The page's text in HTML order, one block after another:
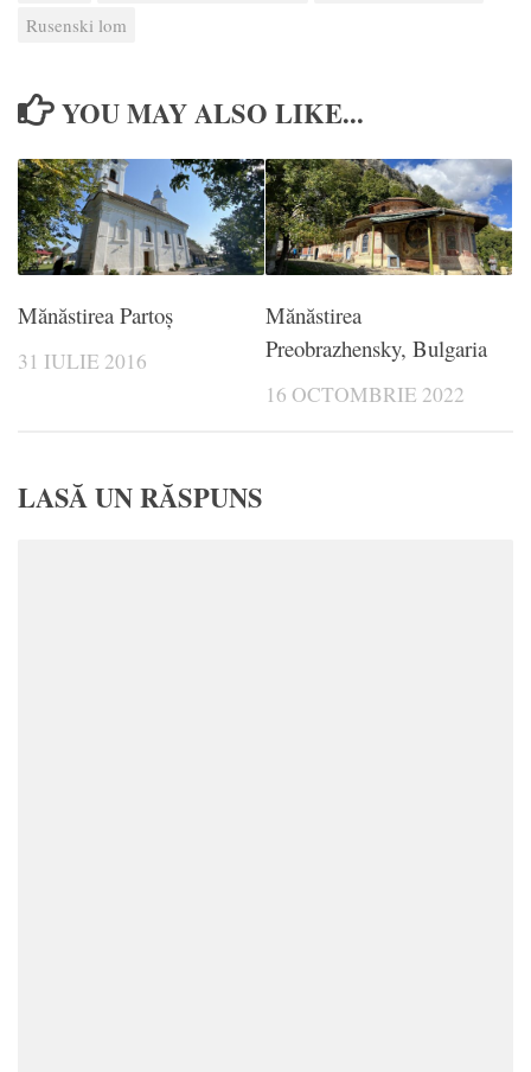
Rusenski lom
YOU MAY ALSO LIKE...
Mănăstirea Partoș
31 IULIE 2016
Mănăstirea
Preobrazhensky, Bulgaria
16 OCTOMBRIE 2022
LASĂ UN RĂSPUNS